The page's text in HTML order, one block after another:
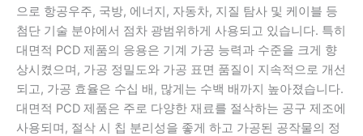
으로 항공우주, 국방, 에너지, 자동차, 지질 탐사 및 케이블 등
첨단 기술 분야에서 점차 광범위하게 사용되고 있습니다. 특히
대면적 PCD 제품의 응용은 기계 가공 능력과 수준을 크게 향
상시켰으며, 가공 정밀도와 가공 표면 품질이 지속적으로 개선
되고, 가공 효율은 수십 배, 많게는 수백 배까지 높아졌습니다.
대면적 PCD 제품은 주로 다양한 재료를 절삭하는 공구 제조에
사용되며, 절삭 시 칩 분리성을 좋게 하고 가공된 공작물의 정